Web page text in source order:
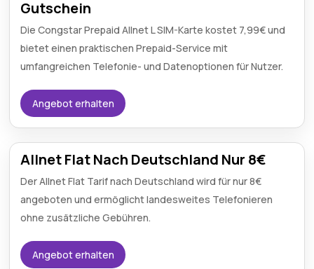
Gutschein
Die Congstar Prepaid Allnet L SIM-Karte kostet 7,99€ und
bietet einen praktischen Prepaid-Service mit
umfangreichen Telefonie- und Datenoptionen für Nutzer.
Angebot erhalten
Allnet Flat Nach Deutschland Nur 8€
Der Allnet Flat Tarif nach Deutschland wird für nur 8€
angeboten und ermöglicht landesweites Telefonieren
ohne zusätzliche Gebühren.
Angebot erhalten